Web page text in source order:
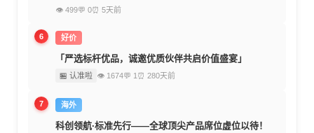
👁 499💬 0⏰ 5天前
6 好价
「严选标杆优品，诚邀优质伙伴共启价值盛宴」
🏪 认准啦 👁 1674💬 1 ⏰ 280天前
7 海外
科创领航·标准先行——全球顶尖产品席位虚位以待！